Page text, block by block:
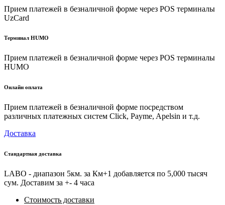
Прием платежей в безналичной форме через POS терминалы
UzCard
Терминал HUMO
Прием платежей в безналичной форме через POS терминалы
HUMO
Онлайн оплата
Прием платежей в безналичной форме посредством
различных платежных систем Click, Payme, Apelsin и т.д.
Доставка
Стандартная доставка
LABO - диапазон 5км. за Км+1 добавляется по 5,000 тысяч
сум. Доставим за +- 4 часа
Стоимость доставки